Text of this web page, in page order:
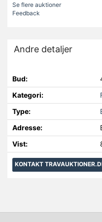
Se flere auktioner
Feedback
Andre detaljer
Bud:
Kategori:
Type:
Adresse:
Vist:
KONTAKT